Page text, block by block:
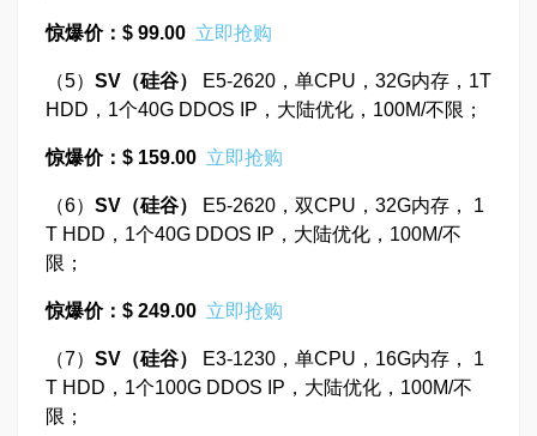
惊爆价：$ 99.00 立即抢购
（5） SV （硅谷）
E5-2620，单CPU，32G内存，1T
HDD，1个40G DDOS IP，大陆优化，100M/不限；
惊爆价：$ 159.00 立即抢购
（6） SV （硅谷）
E5-2620，双CPU，32G内存， 1
T HDD，1个40G DDOS IP，大陆优化，100M/不
限；
惊爆价：$ 249.00 立即抢购
（7） SV （硅谷）
E3-1230，单CPU，16G内存， 1
T HDD，1个100G DDOS IP，大陆优化，100M/不
限；